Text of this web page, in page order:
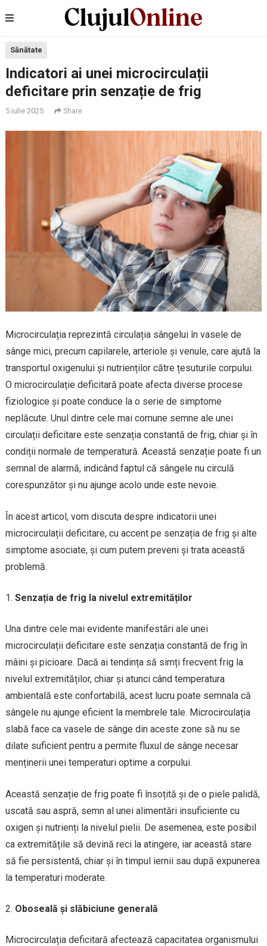
Sănătate
Indicatori ai unei microcirculații
deficitare prin senzație de frig
5 iulie 2025 Share
Microcirculația reprezintă circulația sângelui în vasele de
sânge mici, precum capilarele, arteriole și venule, care ajută la
transportul oxigenului și nutrienților către țesuturile corpului.
O microcirculație deficitară poate afecta diverse procese
fiziologice și poate conduce la o serie de simptome
neplăcute. Unul dintre cele mai comune semne ale unei
circulații deficitare este senzația constantă de frig, chiar și în
condiții normale de temperatură. Această senzație poate fi un
semnal de alarmă, indicând faptul că sângele nu circulă
corespunzător și nu ajunge acolo unde este nevoie.
În acest articol, vom discuta despre indicatorii unei
microcirculații deficitare, cu accent pe senzația de frig și alte
simptome asociate, și cum putem preveni și trata această
problemă.
Senzația de frig la nivelul extremităților
Una dintre cele mai evidente manifestări ale unei
microcirculații deficitare este senzația constantă de frig în
mâini și picioare. Dacă ai tendința să simți frecvent frig la
nivelul extremităților, chiar și atunci când temperatura
ambientală este confortabilă, acest lucru poate semnala că
sângele nu ajunge eficient la membrele tale. Microcirculația
slabă face ca vasele de sânge din aceste zone să nu se
dilate suficient pentru a permite fluxul de sânge necesar
menținerii unei temperaturi optime a corpului.
Această senzație de frig poate fi însoțită și de o piele palidă,
uscată sau aspră, semn al unei alimentări insuficiente cu
oxigen și nutrienți la nivelul pielii. De asemenea, este posibil
ca extremitățile să devină reci la atingere, iar această stare
să fie persistentă, chiar și în timpul iernii sau după expunerea
la temperaturi moderate.
Oboseală și slăbiciune generală
Microcirculația deficitară afectează capacitatea organismului